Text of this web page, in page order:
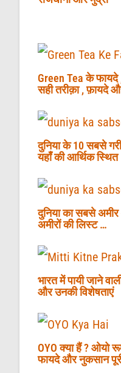
Green Tea के फायदे
सही तरीक़ा , फ़ायदे
दुनिया के 10 सबसे
यहाँ की आर्थिक स्थित
दुनिया का सबसे
अमीरों की लिस्ट …
भारत में पायी जाने
और उनकी विशेषताएं
OYO क्या हैं ? ओयो
फायदे और नुकसान